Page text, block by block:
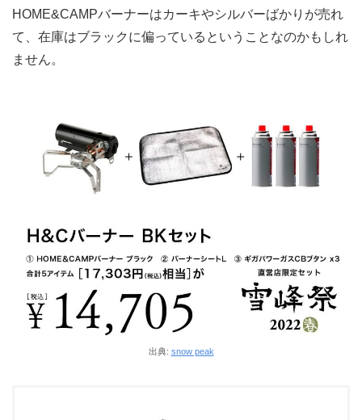
HOME&CAMPバーナーはカーキやシルバーばかりが売れ
て、在庫はブラックに偏っているということなのかもしれ
ません。
出典: snow peak